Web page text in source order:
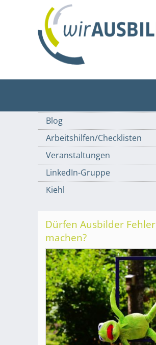
Blog
Arbeitshilfen/Checklisten
Veranstaltungen
LinkedIn-Gruppe
Kiehl
Dürfen Ausbilder Fehler
machen?